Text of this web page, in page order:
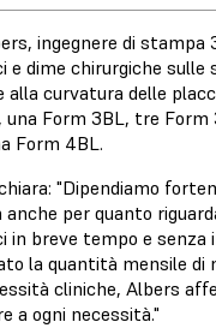
ingegnere di stampa
e dime chirurgiche
alla curvatura delle
, una Form 3BL, tre Form
Form 4BL.
"Dipendiamo
per quanto
in breve tempo e senza
la quantità mensile di
cliniche, Albers
a ogni necessità."